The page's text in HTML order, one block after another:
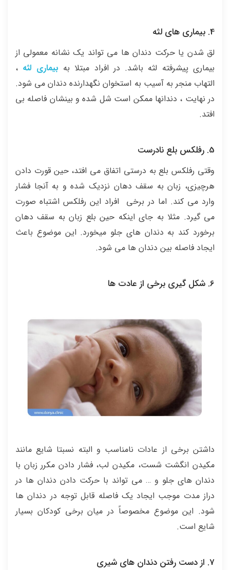
4. بیماری های لثه
لق شدن یا حرکت دندان ها می تواند یک نشانه معمولی از
بیماری پیشرفته لثه باشد. در افراد مبتلا به بیماری لثه ،
التهاب منجر به آسیب به استخوان نگهدارنده دندان می شود.
در نهایت ، دندانها ممکن است شل شده و بینشان فاصله بی
افتد.
5. رفلکس بلع نادرست
وقتی رفلکس بلع به درستی اتفاق می افتد، حین قورت دادن
هرچیزی، زبان به سقف دهان نزدیک شده و به آنجا فشار
وارد می کند. اما در برخی افراد این رفلکس اشتباه صورت
می گیرد. مثلا به جای اینکه حین بلع زبان به سقف دهان
برخورد کند به دندان های جلو میخورد. این موضوع باعث
ایجاد فاصله بین دندان ها می شود.
6. شکل گیری برخی از عادت ها
داشتن برخی از عادات نامناسب و البته نسبتا شایع مانند
مکیدن انگشت شست، مکیدن لب، فشار دادن مکرر زبان با
دندان های جلو و … می تواند با حرکت دادن دندان ها در
دراز مدت موجب ایجاد یک فاصله قابل توجه در دندان ها
شود. این موضوع مخصوصاً در میان برخی کودکان بسیار
شایع است.
7. از دست رفتن دندان های شیری